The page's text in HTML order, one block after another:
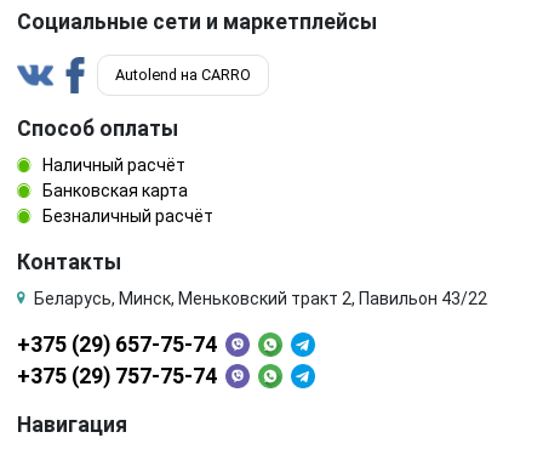
Социальные сети и маркетплейсы
Autolend на CARRO
Способ оплаты
Наличный расчёт
Банковская карта
Безналичный расчёт
Контакты
Беларусь, Минск, Меньковский тракт 2, Павильон 43/22
+375 (29) 657-75-74
+375 (29) 757-75-74
Навигация